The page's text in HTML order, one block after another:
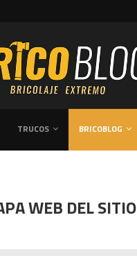
TRUCOS BRICOBLOG
WEB DEL SITIO